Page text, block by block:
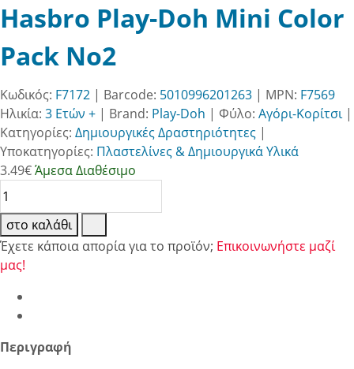
Hasbro Play-Doh Mini Color
Pack No2
Κωδικός: F7172 | Barcode: 5010996201263 | MPN: F7569
Ηλικία: 3 Ετών + | Brand: Play-Doh | Φύλο: Αγόρι-Κορίτσι|
Κατηγορίες: Δημιουργικές Δραστηριότητες |
Υποκατηγορίες: Πλαστελίνες & Δημιουργικά Υλικά
3.49€Άμεσα Διαθέσιμο
στο καλάθι
Έχετε κάποια απορία για το προϊόν; Επικοινωνήστε μαζί
μας!
Περιγραφή